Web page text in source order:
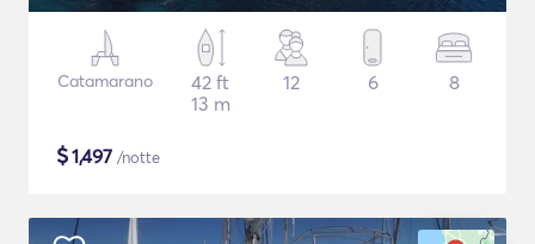
Catamarano
42 ft
13 m
12 6 8
$1,497 /notte